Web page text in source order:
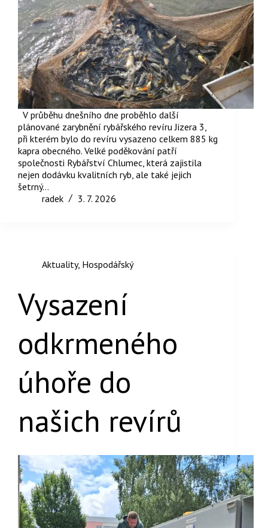
V průběhu dnešního dne proběhlo další
plánované zarybnění rybářského revíru Jizera 3,
při kterém bylo do revíru vysazeno celkem 885 kg
kapra obecného. Velké poděkování patří
společnosti Rybářství Chlumec, která zajistila
nejen dodávku kvalitních ryb, ale také jejich
šetrný…
radek
3. 7. 2026
Aktuality, Hospodářský
Vysazení
odkrmeného
úhoře do
našich revírů